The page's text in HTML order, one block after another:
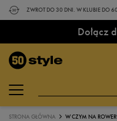
ZWROT DO 30 DNI. W KLUBIE DO
Dołącz
STRONA GŁÓWNA W CZYM NA